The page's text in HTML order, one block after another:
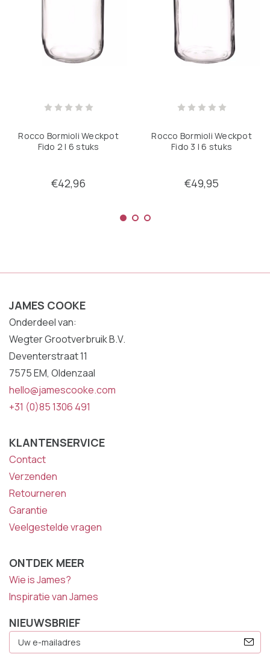
Rocco Bormioli Weckpot
Fido 2 l 6 stuks
€42,96
Rocco Bormioli Weckpot
Fido 3 l 6 stuks
€49,95
JAMES COOKE
Onderdeel van:
Wegter Grootverbruik B.V.
Deventerstraat 11
7575 EM, Oldenzaal
hello@jamescooke.com
+31 (0)85 1306 491
KLANTENSERVICE
Contact
Verzenden
Retourneren
Garantie
Veelgestelde vragen
ONTDEK MEER
Wie is James?
Inspiratie van James
NIEUWSBRIEF
Mailadres